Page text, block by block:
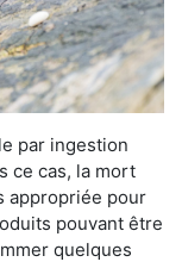
par ingestion
ce cas, la mort
appropriée pour
pouvant être
quelques